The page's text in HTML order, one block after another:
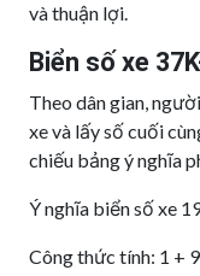
và thuận lợi.
Biển số xe
Theo dân gian,
xe và lấy số cuối
chiếu bảng ý nghĩa
Ý nghĩa biển số xe
Công thức tính: 1 +